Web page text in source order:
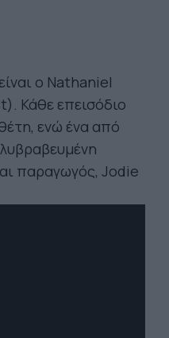
ο Nathaniel
Κάθε επεισόδιο
ενώ ένα από
παραγωγός, Jodie